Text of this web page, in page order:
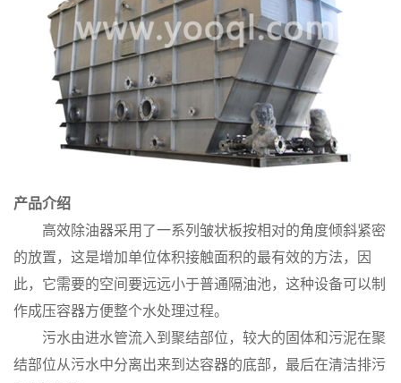
产品介绍
高效除油器采用了一系列皱状板按相对的角度倾斜紧密
的放置，这是增加单位体积接触面积的最有效的方法，因
此，它需要的空间要远远小于普通隔油池，这种设备可以制
作成压容器方便整个水处理过程。
污水由进水管流入到聚结部位，较大的固体和污泥在聚
结部位从污水中分离出来到达容器的底部，最后在清洁排污